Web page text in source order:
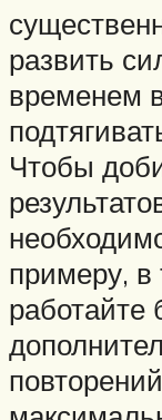
развить
временем
Чтобы
примеру, в
работайте